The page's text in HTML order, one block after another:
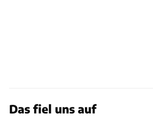
Das fiel uns auf